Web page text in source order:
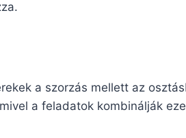
a szorzás mellett az
a feladatok kombinálják